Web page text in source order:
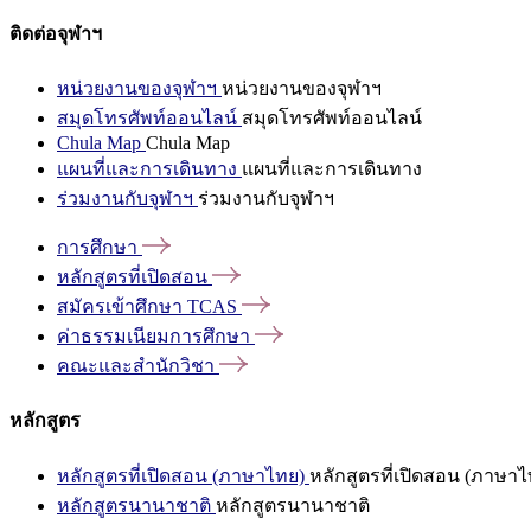
ติดต่อจุฬาฯ
หน่วยงานของจุฬาฯ หน่วยงานของจุฬาฯ
สมุดโทรศัพท์ออนไลน์ สมุดโทรศัพท์ออนไลน์
Chula Map Chula Map
แผนที่และการเดินทาง แผนที่และการเดินทาง
ร่วมงานกับจุฬาฯ ร่วมงานกับจุฬาฯ
การศึกษา
หลักสูตรที่เปิดสอน
สมัครเข้าศึกษา TCAS
ค่าธรรมเนียมการศึกษา
คณะและสำนักวิชา
หลักสูตร
หลักสูตรที่เปิดสอน (ภาษาไทย) หลักสูตรที่เปิดสอน (ภาษาไ
หลักสูตรนานาชาติ หลักสูตรนานาชาติ